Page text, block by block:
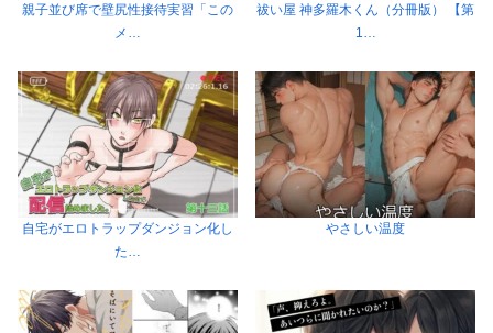
親子並び席で壁尻性接待実習「この
メ…
祓い屋 神多羅木くん（分冊版） 【第
1…
自宅がエロトラップダンジョン化し
た…
やさしい温度